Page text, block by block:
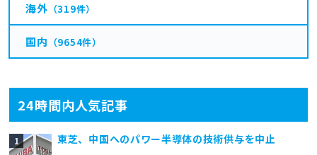
24時間内人気記事
東芝、中国へのパワー半導体の技術供与を中止
海外 （319件）
国内 （9654件）